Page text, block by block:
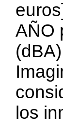
AÑO
los